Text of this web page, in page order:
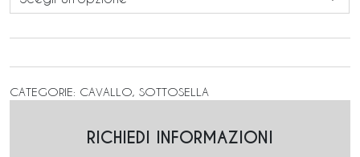
CATEGORIE: CAVALLO, SOTTOSELLA
RICHIEDI INFORMAZIONI